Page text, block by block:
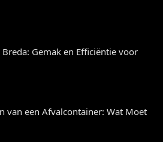
Gemak en Efficiëntie voor
van een Afvalcontainer: Wat Moet